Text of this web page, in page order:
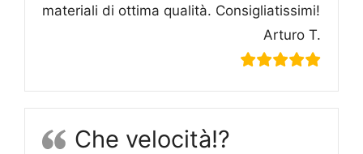
materiali di ottima qualità. Consigliatissimi!
Arturo T.
Che velocità!?